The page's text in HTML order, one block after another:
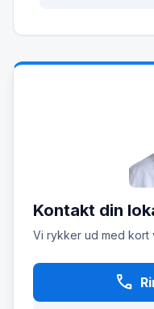
Kontakt din
Vi rykker ud med kort
phone